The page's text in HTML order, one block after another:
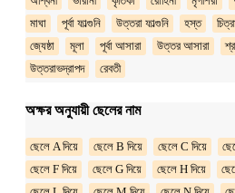
মাঘা
পূর্বা ফাল্গুনি উত্তরা ফাল্গুনি হস্ত
জ্যেষ্ঠা
মূলা পূর্বা আসারা উত্তর আসারা
উত্তরাভদ্রাপদ
রেবতী
অক্ষর অনুযায়ী ছেলের নাম
ছেলে A দিয়ে ছেলে B দিয়ে ছেলে C দিয়ে
ছেলে F দিয়ে
ছেলে G দিয়ে ছেলে H দিয়ে